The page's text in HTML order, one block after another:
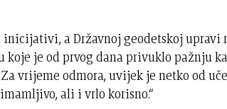
a Državnoj geodetskoj upravi
je od prvog dana privuklo pažnju
vrijeme odmora, uvijek je netko od
ali i vrlo korisno.“